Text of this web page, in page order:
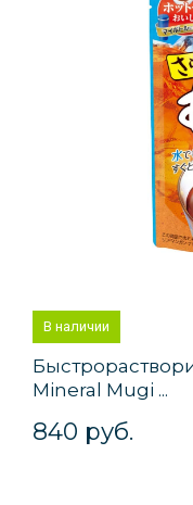
В наличии
Mineral Mugi ...
840 руб.